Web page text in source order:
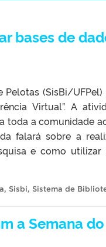
bases de
Pelotas (SisBi/UFPel)
Virtual”. A
toda a comunidade
falará sobre a
e como utilizar
, Sisbi, Sistema de
a Semana